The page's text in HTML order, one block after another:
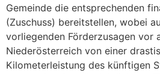
Gemeinde die entsprechenden
(Zuschuss) bereitstellen, wobei
vorliegenden Förderzusagen vor
Niederösterreich von einer
Kilometerleistung des künftigen